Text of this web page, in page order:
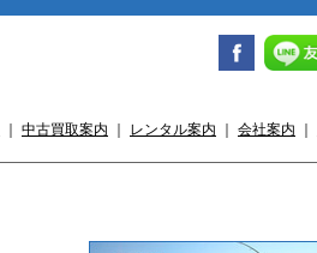
中古買取案内 レンタル案内 会社案内